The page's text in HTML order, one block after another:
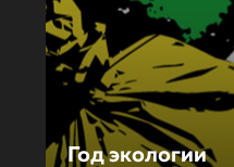
Год экологии